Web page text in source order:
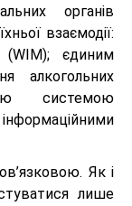
органів
взаємодії:
єдиним
алкогольних
системою
Як і
лише